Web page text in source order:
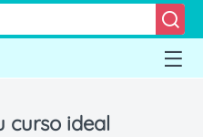
curso ideal